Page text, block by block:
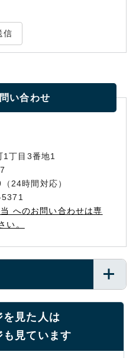
信
い合わせ
丁目3番地1
24時間対応）
へのお問い合わせは専
い。
を見た人は
も見ています